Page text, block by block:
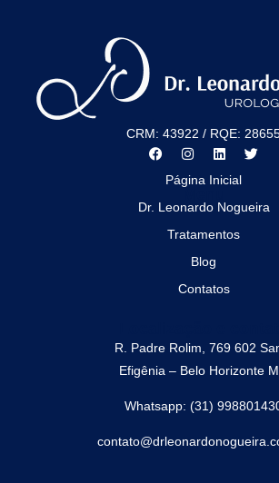
CRM: 43922 / RQE:
Página Inicial
Dr. Leonardo Nogueira
Tratamentos
Blog
Contatos
R. Padre Rolim, 769 602
Efigênia – Belo Horizonte
Whatsapp: (31)